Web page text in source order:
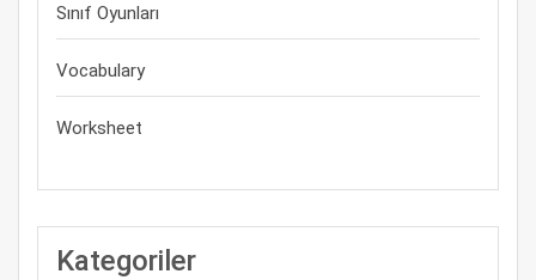
Sınıf Oyunları
Vocabulary
Worksheet
Kategoriler